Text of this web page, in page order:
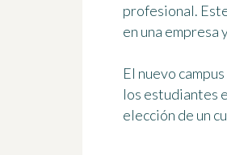
profesional.
en una empresa
El nuevo
los estudiantes
elección de un